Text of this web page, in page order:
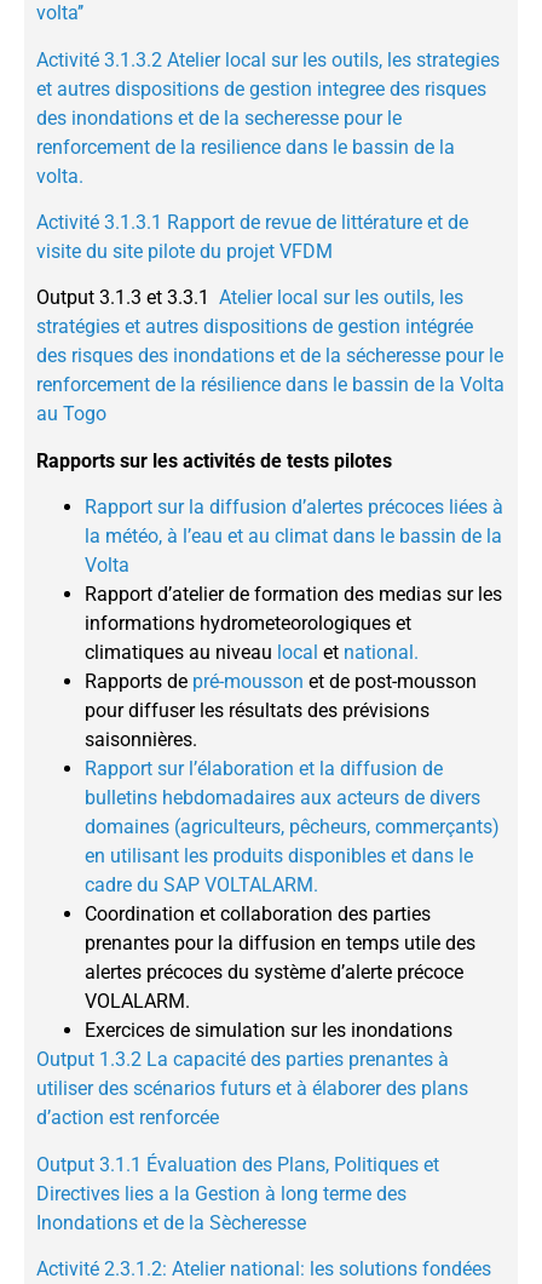
volta’’
Activité 3.1.3.2 Atelier local sur les outils, les strategies
et autres dispositions de gestion integree des risques
des inondations et de la secheresse pour le
renforcement de la resilience dans le bassin de la
volta.
Activité 3.1.3.1 Rapport de revue de littérature et de
visite du site pilote du projet VFDM
Output 3.1.3 et 3.3.1 Atelier local sur les outils, les
stratégies et autres dispositions de gestion intégrée
des risques des inondations et de la sécheresse pour le
renforcement de la résilience dans le bassin de la Volta
au Togo
Rapports sur les activités de tests pilotes
Rapport sur la diffusion d’alertes précoces liées à
la météo, à l’eau et au climat dans le bassin de la
Volta
Rapport d’atelier de formation des medias sur les
informations hydrometeorologiques et
climatiques au niveau local et national.
Rapports de pré-mousson et de post-mousson
pour diffuser les résultats des prévisions
saisonnières.
Rapport sur l’élaboration et la diffusion de
bulletins hebdomadaires aux acteurs de divers
domaines (agriculteurs, pêcheurs, commerçants)
en utilisant les produits disponibles et dans le
cadre du SAP VOLTALARM.
Coordination et collaboration des parties
prenantes pour la diffusion en temps utile des
alertes précoces du système d’alerte précoce
VOLALARM.
Exercices de simulation sur les inondations
Output 1.3.2 La capacité des parties prenantes à
utiliser des scénarios futurs et à élaborer des plans
d’action est renforcée
Output 3.1.1 Évaluation des Plans, Politiques et
Directives lies a la Gestion à long terme des
Inondations et de la Sècheresse
Activité 2.3.1.2: Atelier national: les solutions fondées